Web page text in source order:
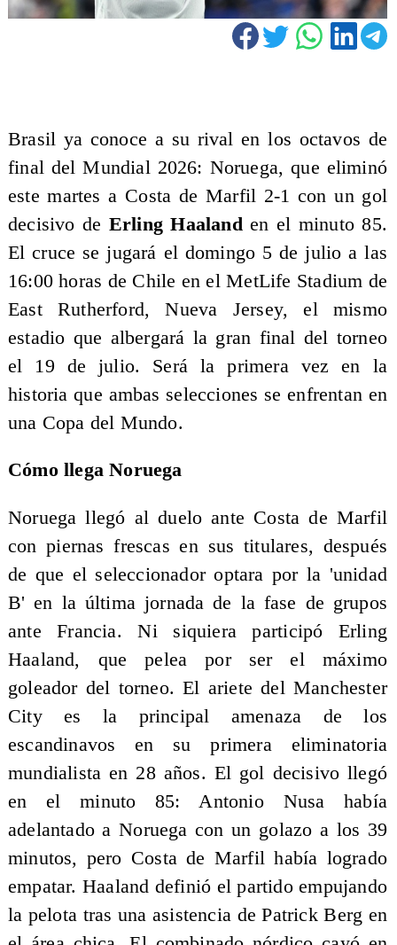
Brasil ya conoce a su rival en los octavos de
final del Mundial 2026: Noruega, que eliminó
este martes a Costa de Marfil 2-1 con un gol
decisivo de Erling Haalanden el minuto 85.
El cruce se jugará el domingo 5 de julio a las
16:00 horas de Chile en el MetLife Stadium de
East Rutherford, Nueva Jersey, el mismo
estadio que albergará la gran final del torneo
el 19 de julio. Será la primera vez en la
historia que ambas selecciones se enfrentan en
una Copa del Mundo.
Cómo llega Noruega
Noruega llegó al duelo ante Costa de Marfil
con piernas frescas en sus titulares, después
de que el seleccionador optara por la 'unidad
B' en la última jornada de la fase de grupos
ante Francia. Ni siquiera participó Erling
Haaland, que pelea por ser el máximo
goleador del torneo. El ariete del Manchester
City es la principal amenaza de los
escandinavos en su primera eliminatoria
mundialista en 28 años. El gol decisivo llegó
en el minuto 85: Antonio Nusa había
adelantado a Noruega con un golazo a los 39
minutos, pero Costa de Marfil había logrado
empatar. Haaland definió el partido empujando
la pelota tras una asistencia de Patrick Berg en